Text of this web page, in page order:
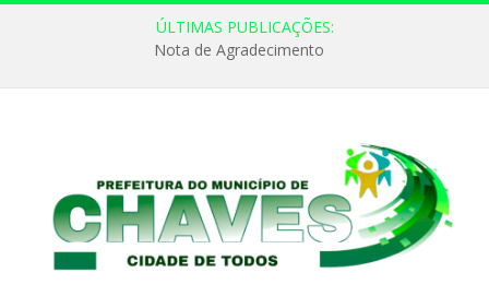
ÚLTIMAS PUBLICAÇÕES:
Nota de Agradecimento